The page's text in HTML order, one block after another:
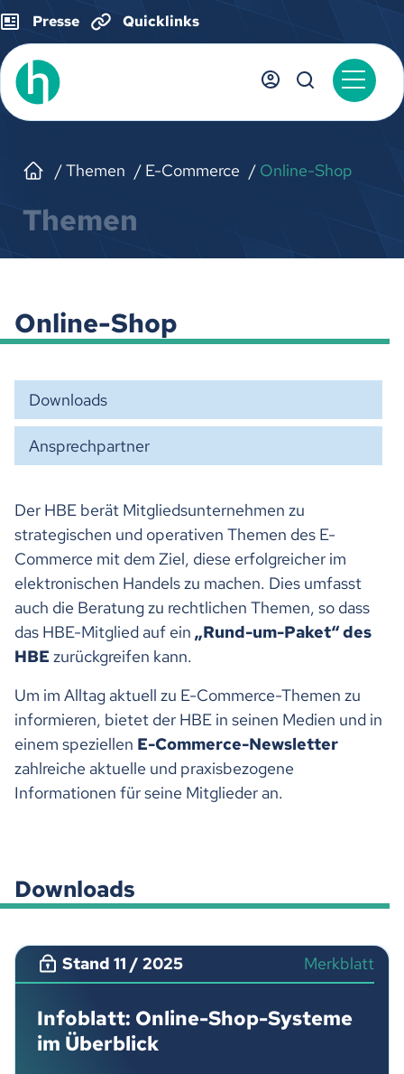
Presse Quicklinks
Themen E-Commerce Online-Shop
Themen
Online-Shop
Downloads
Ansprechpartner
Der HBE berät Mitgliedsunternehmen zu
strategischen und operativen Themen des E-
Commerce mit dem Ziel, diese erfolgreicher im
elektronischen Handels zu machen. Dies umfasst
auch die Beratung zu rechtlichen Themen, so dass
das HBE-Mitglied auf ein „Rund-um-Paket“ des
HBE zurückgreifen kann.
Um im Alltag aktuell zu E-Commerce-Themen zu
informieren, bietet der HBE in seinen Medien und in
einem speziellen E-Commerce-Newsletter
zahlreiche aktuelle und praxisbezogene
Informationen für seine Mitglieder an.
Downloads
Stand 11 / 2025 Merkblatt
Infoblatt: Online-Shop-Systeme
im Überblick